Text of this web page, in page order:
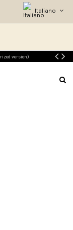
Italiano
version)